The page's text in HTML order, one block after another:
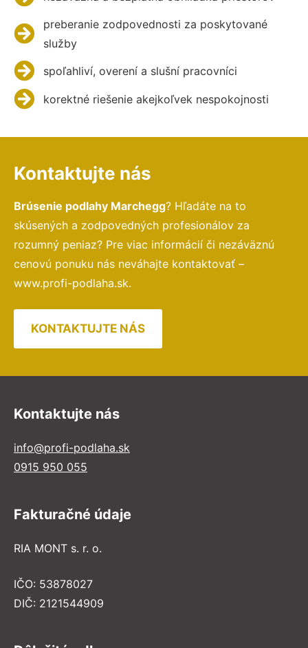
preberanie zodpovednosti za poskytované
služby
spoľahliví, overení a slušní pracovníci
korektné riešenie akejkoľvek nespokojnosti
Kontaktujte nás
Brúsenie podlahy Marchegg? Hľadáte na to
skúsených a zodpovedných profesionálov za
rozumný peniaz? Pre viac informácií či nezáväznú
cenovú ponuku nás neváhajte kontaktovať –
www.profi-podlaha.sk.
KONTAKTUJTE NÁS
Kontaktujte nás
info@profi-podlaha.sk
0915 950 055
Fakturačné údaje
RIA MONT s. r. o.
IČO: 53878027
DIČ: 2121544909